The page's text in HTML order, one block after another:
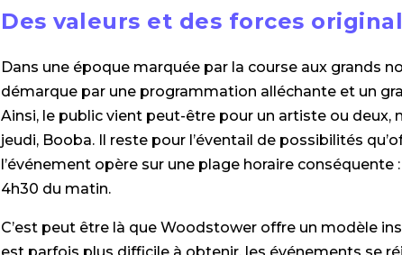
Des valeurs et des forces
Dans une époque marquée par la course aux grands
démarque par une programmation alléchante et un
Ainsi, le public vient peut-être pour un artiste ou deux,
jeudi, Booba. Il reste pour l’éventail de possibilités
l’événement opère sur une plage horaire conséquente
4h30 du matin.
C’est peut être là que Woodstower offre un modèle